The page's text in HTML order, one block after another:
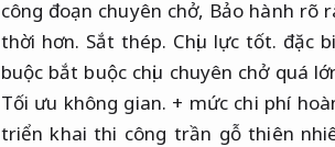
công đoạn chuyên chở, Bảo hành rõ
thời hơn. Sắt thép. Chịu lực tốt. đặc
buộc bắt buộc chịu chuyên chở quá
Tối ưu không gian. + mức chi phí
triển khai thi công trần gỗ thiên